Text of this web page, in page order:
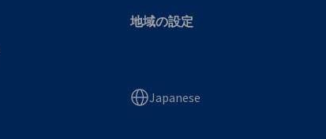
地域の設定
Japanese